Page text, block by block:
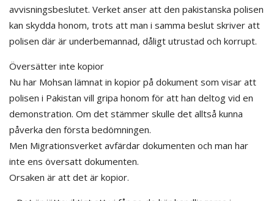
avvisningsbeslutet. Verket anser att den pakistanska polisen
kan skydda honom, trots att man i samma beslut skriver att
polisen där är underbemannad, dåligt utrustad och korrupt.
Översätter inte kopior
Nu har Mohsan lämnat in kopior på dokument som visar att
polisen i Pakistan vill gripa honom för att han deltog vid en
demonstration. Om det stämmer skulle det alltså kunna
påverka den första bedömningen.
Men Migrationsverket avfärdar dokumenten och man har
inte ens översatt dokumenten.
Orsaken är att det är kopior.